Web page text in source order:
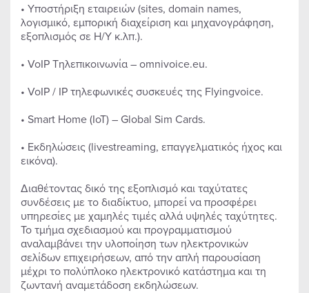
• Υποστήριξη εταιρειών (sites, domain names,
λογισμικό, εμπορική διαχείριση και μηχανογράφηση,
εξοπλισμός σε Η/Υ κ.λπ.).
• VoIP Tηλεπικοινωνία – omnivoice.eu.
• VoIP / IP τηλεφωνικές συσκευές της Flyingvoice.
• Smart Home (ΙοΤ) – Global Sim Cards.
• Εκδηλώσεις (livestreaming, επαγγελματικός ήχος και
εικόνα).
Διαθέτοντας δικό της εξοπλισμό και ταχύτατες
συνδέσεις με το διαδίκτυο, μπορεί να προσφέρει
υπηρεσίες με χαμηλές τιμές αλλά υψηλές ταχύτητες.
Το τμήμα σχεδιασμού και προγραμματισμού
αναλαμβάνει την υλοποίηση των ηλεκτρονικών
σελίδων επιχειρήσεων, από την απλή παρουσίαση
μέχρι το πολύπλοκο ηλεκτρονικό κατάστημα και τη
ζωντανή αναμετάδοση εκδηλώσεων.